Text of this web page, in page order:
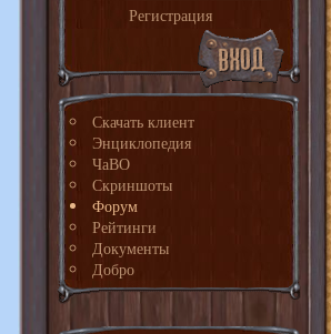
Регистрация
Скачать клиент
Энциклопедия
ЧаВО
Скриншоты
Форум
Рейтинги
Документы
Добро